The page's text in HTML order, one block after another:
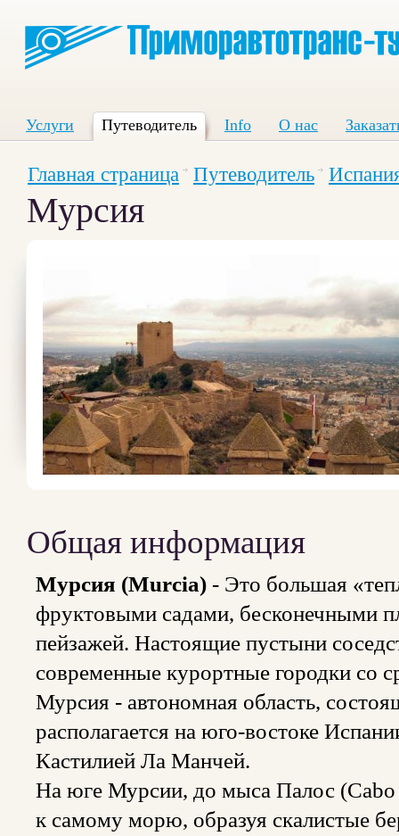
Услуги Путеводитель Info О нас
Главная страница Путеводитель
Мурсия
Общая информация
Мурсия (Murcia) - Это большая
фруктовыми садами, бесконечными
пейзажей. Настоящие пустыни
современные курортные городки со
Мурсия - автономная область,
располагается на юго-востоке
Кастилией Ла Манчей.
На юге Мурсии, до мыса Палос (Cabo
к самому морю, образуя скалистые